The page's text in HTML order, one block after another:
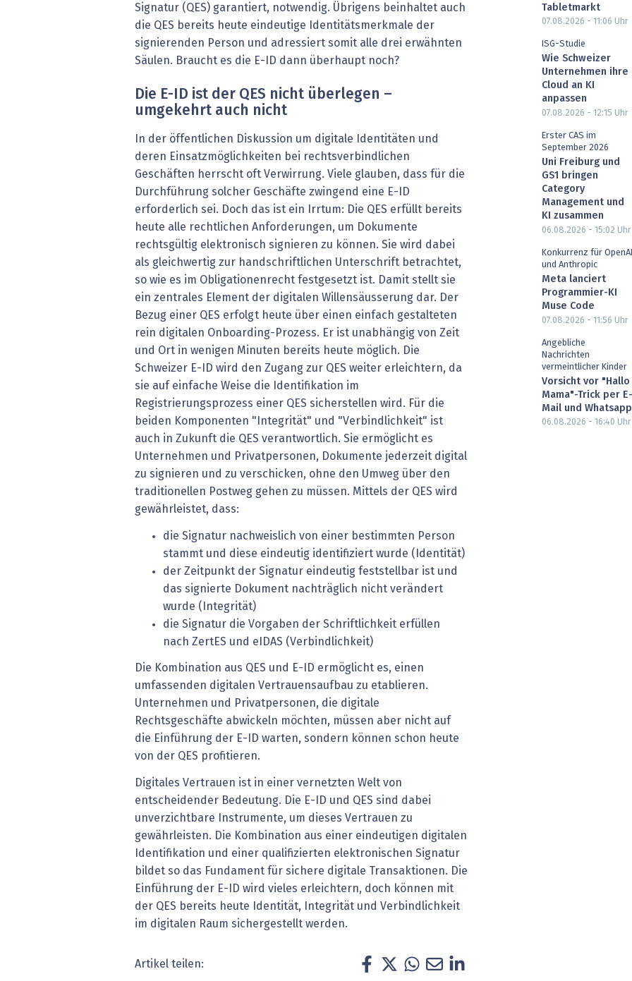
Signatur (QES) garantiert, notwendig. Übrigens beinhaltet auch
die QES bereits heute eindeutige Identitätsmerkmale der
signierenden Person und adressiert somit alle drei erwähnten
Säulen. Braucht es die E-ID dann überhaupt noch?
Die E-ID ist der QES nicht überlegen –
umgekehrt auch nicht
In der öffentlichen Diskussion um digitale Identitäten und
deren Einsatzmöglichkeiten bei rechtsverbindlichen
Geschäften herrscht oft Verwirrung. Viele glauben, dass für die
Durchführung solcher Geschäfte zwingend eine E-ID
erforderlich sei. Doch das ist ein Irrtum: Die QES erfüllt bereits
heute alle rechtlichen Anforderungen, um Dokumente
rechtsgültig elektronisch signieren zu können. Sie wird dabei
als gleichwertig zur handschriftlichen Unterschrift betrachtet,
so wie es im Obligationenrecht festgesetzt ist. Damit stellt sie
ein zentrales Element der digitalen Willensäusserung dar. Der
Bezug einer QES erfolgt heute über einen einfach gestalteten
rein digitalen Onboarding-Prozess. Er ist unabhängig von Zeit
und Ort in wenigen Minuten bereits heute möglich. Die
Schweizer E-ID wird den Zugang zur QES weiter erleichtern, da
sie auf einfache Weise die Identifikation im
Registrierungsprozess einer QES sicherstellen wird. Für die
beiden Komponenten "Integrität" und "Verbindlichkeit" ist
auch in Zukunft die QES verantwortlich. Sie ermöglicht es
Unternehmen und Privatpersonen, Dokumente jederzeit digital
zu signieren und zu verschicken, ohne den Umweg über den
traditionellen Postweg gehen zu müssen. Mittels der QES wird
gewährleistet, dass:
die Signatur nachweislich von einer bestimmten Person
stammt und diese eindeutig identifiziert wurde (Identität)
der Zeitpunkt der Signatur eindeutig feststellbar ist und
das signierte Dokument nachträglich nicht verändert
wurde (Integrität)
die Signatur die Vorgaben der Schriftlichkeit erfüllen
nach ZertES und eIDAS (Verbindlichkeit)
Die Kombination aus QES und E-ID ermöglicht es, einen
umfassenden digitalen Vertrauensaufbau zu etablieren.
Unternehmen und Privatpersonen, die digitale
Rechtsgeschäfte abwickeln möchten, müssen aber nicht auf
die Einführung der E-ID warten, sondern können schon heute
von der QES profitieren.
Digitales Vertrauen ist in einer vernetzten Welt von
entscheidender Bedeutung. Die E-ID und QES sind dabei
unverzichtbare Instrumente, um dieses Vertrauen zu
gewährleisten. Die Kombination aus einer eindeutigen digitalen
Identifikation und einer qualifizierten elektronischen Signatur
bildet so das Fundament für sichere digitale Transaktionen. Die
Einführung der E-ID wird vieles erleichtern, doch können mit
der QES bereits heute Identität, Integrität und Verbindlichkeit
im digitalen Raum sichergestellt werden.
Artikel teilen:
Tabletmarkt
07.08.2026 - 11:06 Uhr
ISG-Studie
Wie Schweizer
Unternehmen ihre
Cloud an KI
anpassen
07.08.2026 - 12:15 Uhr
Erster CAS im
September 2026
Uni Freiburg und
GS1 bringen
Category
Management und
KI zusammen
06.08.2026 - 15:02 Uhr
Konkurrenz für OpenAI
und Anthropic
Meta lanciert
Programmier-KI
Muse Code
07.08.2026 - 11:56 Uhr
Angebliche
Nachrichten
vermeintlicher Kinder
Vorsicht vor "Hallo
Mama"-Trick per E-
Mail und Whatsapp
06.08.2026 - 16:40 Uhr